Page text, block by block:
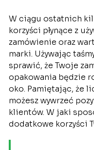
W ciągu ostatnich
korzyści płynące z
zamówienie oraz
marki. Używając
sprawić, że Twoje
opakowania będzie
oko. Pamiętając, że
możesz wywrzeć
klientów. W jaki
dodatkowe korzyści